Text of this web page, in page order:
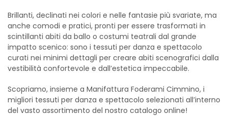
Brillanti, declinati nei colori e nelle fantasie più svariate, ma
anche comodi e pratici, pronti per essere trasformati in
scintillanti abiti da ballo o costumi teatrali dal grande
impatto scenico: sono i tessuti per danza e spettacolo
curati nei minimi dettagli per creare abiti scenografici dalla
vestibilità confortevole e dall’estetica impeccabile.
Scopriamo, insieme a Manifattura Foderami Cimmino, i
migliori tessuti per danza e spettacolo selezionati all’interno
del vasto assortimento del nostro catalogo online!